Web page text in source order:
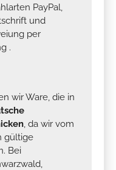
PayPal,
und
per
.
wir Ware, die in
, da wir vom
gültige
Bei